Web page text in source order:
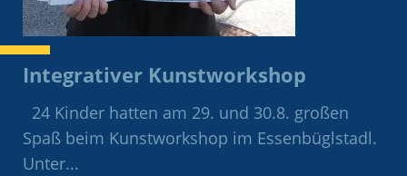
Integrativer Kunstworkshop
24 Kinder hatten am 29. und 30.8. großen
Spaß beim Kunstworkshop im Essenbüglstadl.
Unter...